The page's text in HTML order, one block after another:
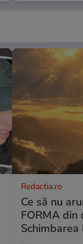
Redactia.ro
Ce să nu
FORMA din
Schimbarea